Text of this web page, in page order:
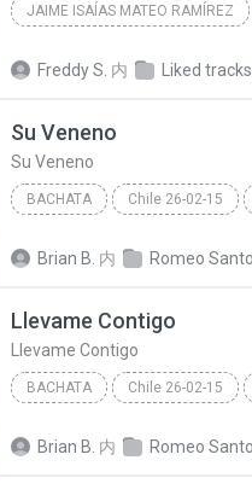
JAIME ISAÍAS MATEO RAMÍREZ
Freddy S. 内 Liked tracks
Su Veneno
Su Veneno
BACHATA Chile 26-02-15
Brian B. 内
Llevame Contigo
Llevame Contigo
BACHATA Chile 26-02-15
Brian B. 内